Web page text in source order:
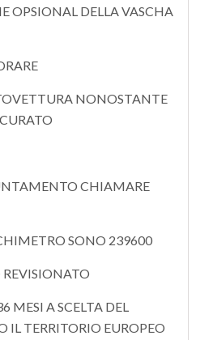
OPSIONAL DELLA VASCHA
NONOSTANTE
CHIAMARE
SONO 239600
MESI A SCELTA DEL
IL TERRITORIO EUROPEO